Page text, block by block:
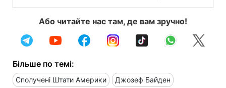
Або читайте нас там, де вам зручно!
Більше по темі:
Сполучені Штати Америки Джозеф Байден